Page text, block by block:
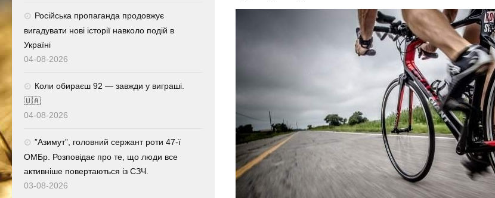
Російська пропаганда продовжує
вигадувати нові історії навколо подій в
Україні
04-08-2026
Коли обираєш 92 — завжди у виграші.
🇺🇦
04-08-2026
⁨”Азимут”, головний сержант роти 47-ї
ОМБр. Розповідає про те, що люди все
активніше повертаються із СЗЧ.
03-08-2026